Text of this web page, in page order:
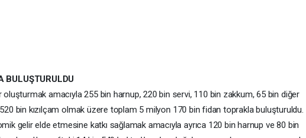
BULUŞTURULDU
oluşturmak amacıyla 255 bin harnup, 220 bin servi, 110 bin zakkum, 65 bin diğer
bin kızılçam olmak üzere toplam 5 milyon 170 bin fidan toprakla buluşturuldu.
gelir elde etmesine katkı sağlamak amacıyla ayrıca 120 bin harnup ve 80 bin